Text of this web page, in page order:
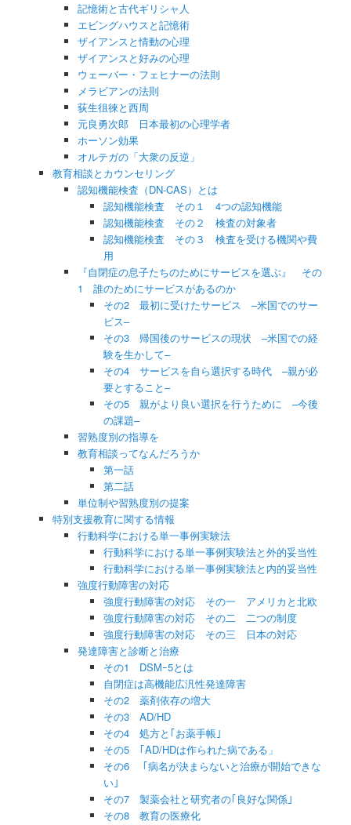
記憶術と古代ギリシャ人
エビングハウスと記憶術
ザイアンスと情動の心理
ザイアンスと好みの心理
ウェーバー・フェヒナーの法則
メラビアンの法則
荻生徂徠と西周
元良勇次郎 日本最初の心理学者
ホーソン効果
オルテガの「大衆の反逆」
教育相談とカウンセリング
認知機能検査（DN-CAS）とは
認知機能検査 その１ 4つの認知機能
認知機能検査 その２ 検査の対象者
認知機能検査 その３ 検査を受ける機関や費
用
『自閉症の息子たちのためにサービスを選ぶ』 その
1 誰のためにサービスがあるのか
その2 最初に受けたサービス –米国でのサー
ビス–
その3 帰国後のサービスの現状 –米国での経
験を生かして–
その4 サービスを自ら選択する時代 –親が必
要とすること–
その5 親がより良い選択を行うために –今後
の課題–
習熟度別の指導を
教育相談ってなんだろうか
第一話
第二話
単位制や習熟度別の提案
特別支援教育に関する情報
行動科学における単一事例実験法
行動科学における単一事例実験法と外的妥当性
行動科学における単一事例実験法と内的妥当性
強度行動障害の対応
強度行動障害の対応 その一 アメリカと北欧
強度行動障害の対応 その二 二つの制度
強度行動障害の対応 その三 日本の対応
発達障害と診断と治療
その1 DSMｰ5とは
自閉症は高機能広汎性発達障害
その2 薬剤依存の増大
その3 AD/HD
その4 処方と｢お薬手帳｣
その5 ｢AD/HDは作られた病である」
その6 ｢病名が決まらないと治療が開始できな
い｣
その7 製薬会社と研究者の｢良好な関係｣
その8 教育の医療化